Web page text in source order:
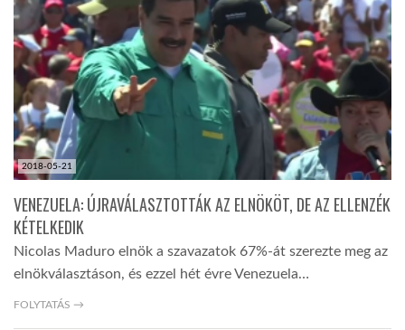
2018-05-21
VENEZUELA: ÚJRAVÁLASZTOTTÁK AZ ELNÖKÖT, DE AZ ELLENZÉK
KÉTELKEDIK
Nicolas Maduro elnök a szavazatok 67%-át szerezte meg az
elnökválasztáson, és ezzel hét évre Venezuela…
FOLYTATÁS →